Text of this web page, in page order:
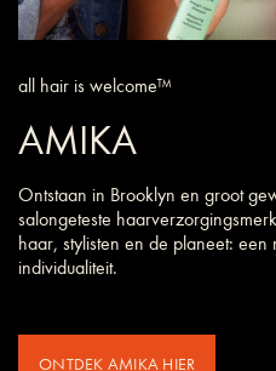
all hair is welcome™
AMIKA
Ontstaan in Brooklyn en groot
salongeteste
haar, stylisten en de planeet: een
individualiteit.
ONTDEK AMIKA HIER